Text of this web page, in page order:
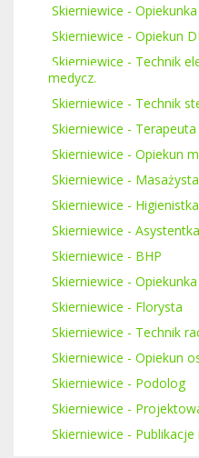
Skierniewice -
Skierniewice - Opiekun
Skierniewice - Technik
medycz.
Skierniewice - Technik
Skierniewice -
Skierniewice - Opiekun
Skierniewice - Masażysta
Skierniewice -
Skierniewice -
Skierniewice - BHP
Skierniewice -
Skierniewice - Florysta
Skierniewice - Technik
Skierniewice - Opiekun
Skierniewice - Podolog
Skierniewice -
Skierniewice -